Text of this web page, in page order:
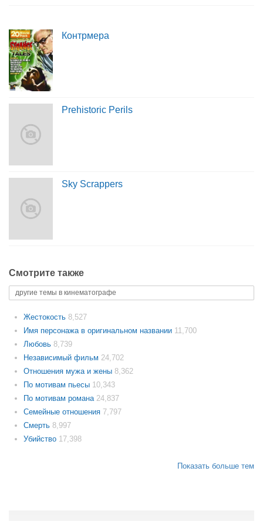
Контрмера
Prehistoric Perils
Sky Scrappers
Смотрите также
другие темы в кинематографе
Жестокость 8,527
Имя персонажа в оригинальном названии 11,700
Любовь 8,739
Независимый фильм 24,702
Отношения мужа и жены 8,362
По мотивам пьесы 10,343
По мотивам романа 24,837
Семейные отношения 7,797
Смерть 8,997
Убийство 17,398
Показать больше тем